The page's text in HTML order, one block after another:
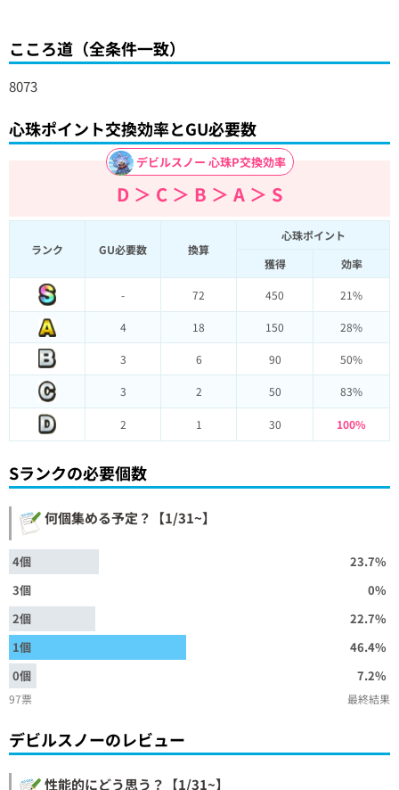
こころ道（全条件一致）
8073
心珠ポイント交換効率とGU必要数
デビルスノー 心珠P交換効率
D ＞ C ＞ B ＞ A ＞ S
ランク GU必要数 換算
心珠ポイント
獲得
効率
- 72 450 21%
4 18 150 28%
3 6 90 50%
3 2 50 83%
2 1 30 100%
Sランクの必要個数
何個集める予定？【1/31~】
4個
23.7%
3個
0%
2個
22.7%
1個
46.4%
0個
7.2%
97票 最終結果
デビルスノーのレビュー
性能的にどう思う？【1/31~】